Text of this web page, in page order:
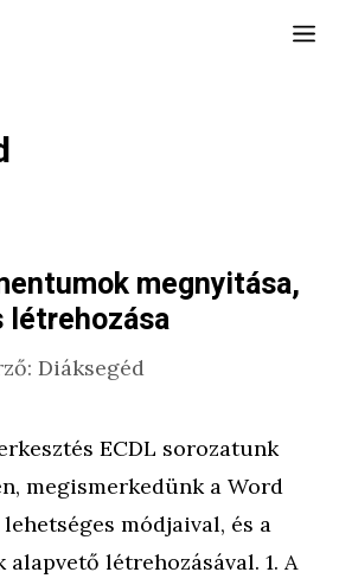
megnyitása,
létrehozása
Diáksegéd
ECDL sorozatunk
megismerkedünk a Word
módjaival, és a
létrehozásával. 1. A